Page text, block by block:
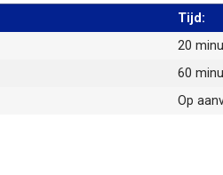
Tijd:
20
60
Op